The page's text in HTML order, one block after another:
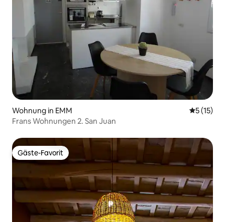
Wohnung in EMM
5 (15)
Frans Wohnungen 2. San Juan
Gäste-Favorit
Gäste-Favorit